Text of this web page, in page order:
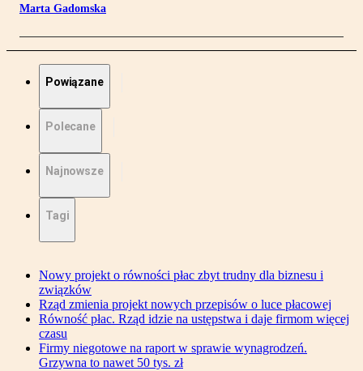
Marta Gadomska
Powiązane
Polecane
Najnowsze
Tagi
Nowy projekt o równości płac zbyt trudny dla biznesu i
związków
Rząd zmienia projekt nowych przepisów o luce płacowej
Równość płac. Rząd idzie na ustępstwa i daje firmom więcej
czasu
Firmy niegotowe na raport w sprawie wynagrodzeń.
Grzywna to nawet 50 tys. zł